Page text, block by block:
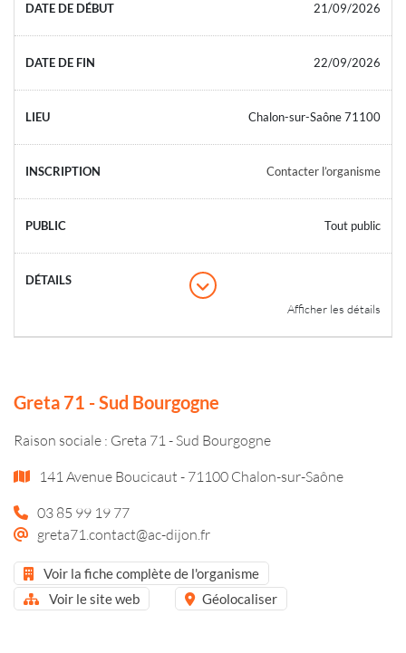
21/09/2026
22/09/2026
Chalon-sur-Saône 71100
Contacter l’organisme
Tout public
Afficher les détails
Greta 71 - Sud Bourgogne
Raison sociale : Greta 71 - Sud Bourgogne
141 Avenue Boucicaut - 71100 Chalon-sur-Saône
03 85 99 19 77
greta71.contact@ac-dijon.fr
Voir la fiche complète de l'organisme
Voir le site web
Géolocaliser